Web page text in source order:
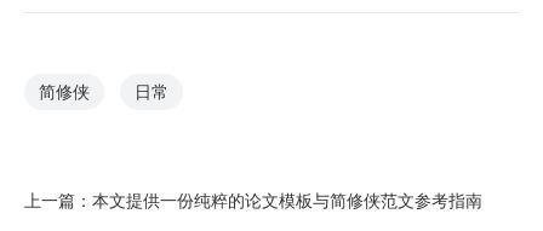
简修侠 日常
上一篇： 本文提供一份纯粹的论文模板与简修侠范文参考指南